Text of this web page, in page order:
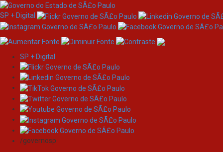
Skip
navigation
SP + Digital
SP + Digital
/governosp Browsing by Author